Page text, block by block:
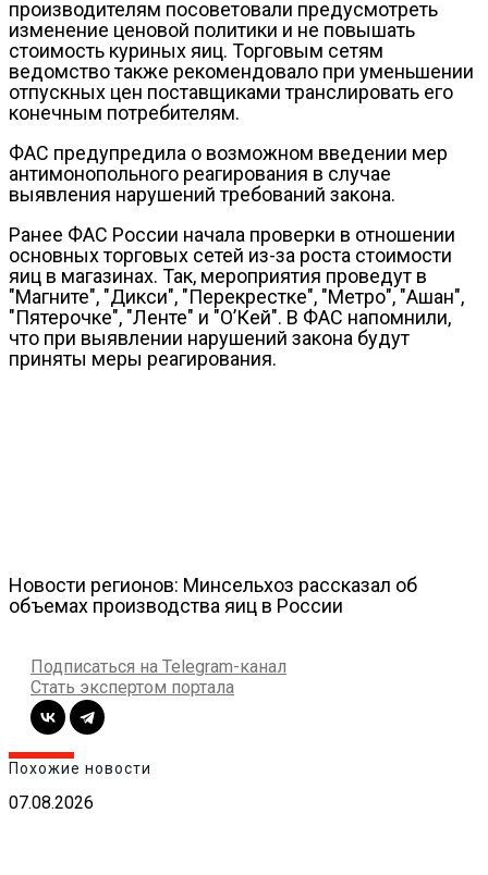
производителям посоветовали предусмотреть
изменение ценовой политики и не повышать
стоимость куриных яиц. Торговым сетям
ведомство также рекомендовало при уменьшении
отпускных цен поставщиками транслировать его
конечным потребителям.
ФАС предупредила о возможном введении мер
антимонопольного реагирования в случае
выявления нарушений требований закона.
Ранее ФАС России начала проверки в отношении
основных торговых сетей из-за роста стоимости
яиц в магазинах. Так, мероприятия проведут в
"Магните", "Дикси", "Перекрестке", "Метро", "Ашан",
"Пятерочке", "Ленте" и "О’Кей". В ФАС напомнили,
что при выявлении нарушений закона будут
приняты меры реагирования.
Новости регионов: Минсельхоз рассказал об
объемах производства яиц в России
Подписаться на Telegram-канал
Стать экспертом портала
Похожие новости
07.08.2026